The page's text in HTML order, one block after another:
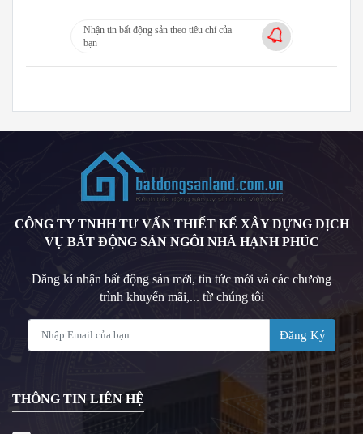
Nhận tin bất động sản theo tiêu chí của
bạn
CÔNG TY TNHH TƯ VẤN THIẾT KẾ XÂY DỰNG DỊCH
VỤ BẤT ĐỘNG SẢN NGÔI NHÀ HẠNH PHÚC
Đăng kí nhận bất động sản mới, tin tức mới và các chương
trình khuyến mãi,... từ chúng tôi
Đăng Ký
THÔNG TIN LIÊN HỆ